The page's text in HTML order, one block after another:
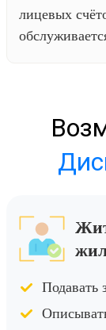
лицевых
Подавать